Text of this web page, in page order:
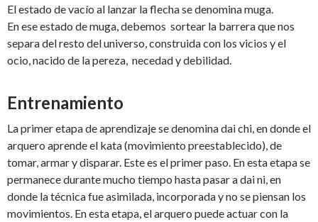
El estado de vacío al lanzar la flecha se denomina muga.
En ese estado de muga, debemos sortear la barrera que nos
separa del resto del universo, construida con los vicios y el
ocio, nacido de la pereza, necedad y debilidad.
Entrenamiento
La primer etapa de aprendizaje se denomina dai chi, en donde el
arquero aprende el kata (movimiento preestablecido), de
tomar, armar y disparar. Este es el primer paso. En esta etapa se
permanece durante mucho tiempo hasta pasar a dai ni, en
donde la técnica fue asimilada, incorporada y no se piensan los
movimientos. En esta etapa, el arquero puede actuar con la